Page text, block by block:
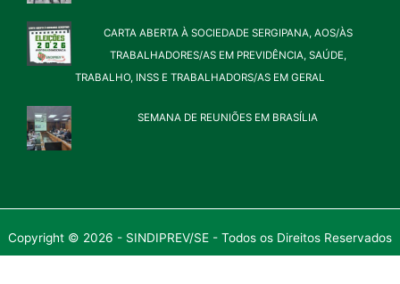
CARTA ABERTA À SOCIEDADE SERGIPANA, AOS/ÀS
TRABALHADORES/AS EM PREVIDÊNCIA, SAÚDE,
TRABALHO, INSS E TRABALHADORS/AS EM GERAL
SEMANA DE REUNIÕES EM BRASÍLIA
Copyright © 2026 - SINDIPREV/SE - Todos os Direitos Reservados